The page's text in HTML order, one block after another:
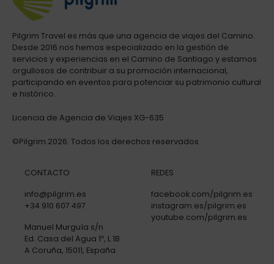
Pilgrim Travel es más que una agencia de viajes del Camino.
Desde 2016 nos hemos especializado en la gestión de
servicios y experiencias en el Camino de Santiago y estamos
orgullosos de contribuir a su promoción internacional,
participando en eventos para potenciar su patrimonio cultural
e histórico.
Licencia de Agencia de Viajes XG-635
©Pilgrim.2026. Todos los derechos reservados
CONTACTO
info@pilgrim.es
+34 910 607 497
Manuel Murguía s/n
Ed. Casa del Agua 1º, L 1B
A Coruña, 15011, España
REDES
facebook.com/pilgrim.es
instagram.es/pilgrim.es
youtube.com/pilgrim.es